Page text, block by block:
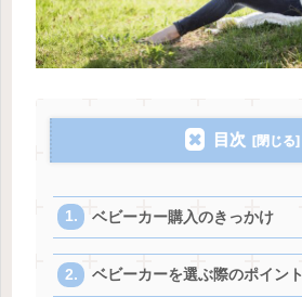
目次
ベビーカー購入のきっかけ
ベビーカーを選ぶ際のポイント